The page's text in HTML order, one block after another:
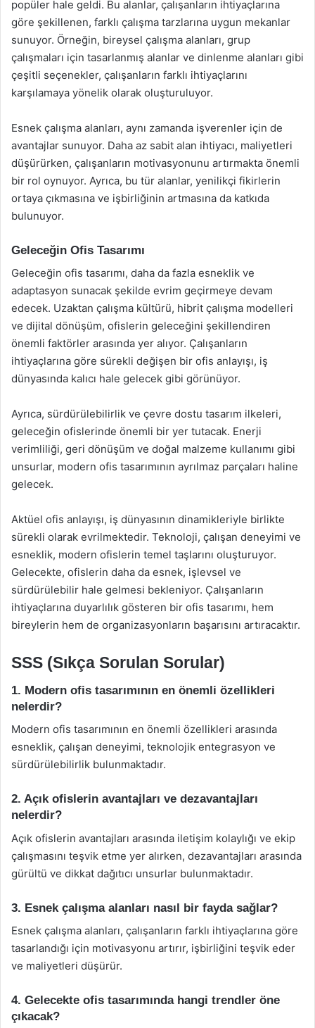
popüler hale geldi. Bu alanlar, çalışanların ihtiyaçlarına
göre şekillenen, farklı çalışma tarzlarına uygun mekanlar
sunuyor. Örneğin, bireysel çalışma alanları, grup
çalışmaları için tasarlanmış alanlar ve dinlenme alanları gibi
çeşitli seçenekler, çalışanların farklı ihtiyaçlarını
karşılamaya yönelik olarak oluşturuluyor.
Esnek çalışma alanları, aynı zamanda işverenler için de
avantajlar sunuyor. Daha az sabit alan ihtiyacı, maliyetleri
düşürürken, çalışanların motivasyonunu artırmakta önemli
bir rol oynuyor. Ayrıca, bu tür alanlar, yenilikçi fikirlerin
ortaya çıkmasına ve işbirliğinin artmasına da katkıda
bulunuyor.
Geleceğin Ofis Tasarımı
Geleceğin ofis tasarımı, daha da fazla esneklik ve
adaptasyon sunacak şekilde evrim geçirmeye devam
edecek. Uzaktan çalışma kültürü, hibrit çalışma modelleri
ve dijital dönüşüm, ofislerin geleceğini şekillendiren
önemli faktörler arasında yer alıyor. Çalışanların
ihtiyaçlarına göre sürekli değişen bir ofis anlayışı, iş
dünyasında kalıcı hale gelecek gibi görünüyor.
Ayrıca, sürdürülebilirlik ve çevre dostu tasarım ilkeleri,
geleceğin ofislerinde önemli bir yer tutacak. Enerji
verimliliği, geri dönüşüm ve doğal malzeme kullanımı gibi
unsurlar, modern ofis tasarımının ayrılmaz parçaları haline
gelecek.
Aktüel ofis anlayışı, iş dünyasının dinamikleriyle birlikte
sürekli olarak evrilmektedir. Teknoloji, çalışan deneyimi ve
esneklik, modern ofislerin temel taşlarını oluşturuyor.
Gelecekte, ofislerin daha da esnek, işlevsel ve
sürdürülebilir hale gelmesi bekleniyor. Çalışanların
ihtiyaçlarına duyarlılık gösteren bir ofis tasarımı, hem
bireylerin hem de organizasyonların başarısını artıracaktır.
SSS (Sıkça Sorulan Sorular)
1. Modern ofis tasarımının en önemli özellikleri
nelerdir?
Modern ofis tasarımının en önemli özellikleri arasında
esneklik, çalışan deneyimi, teknolojik entegrasyon ve
sürdürülebilirlik bulunmaktadır.
2. Açık ofislerin avantajları ve dezavantajları
nelerdir?
Açık ofislerin avantajları arasında iletişim kolaylığı ve ekip
çalışmasını teşvik etme yer alırken, dezavantajları arasında
gürültü ve dikkat dağıtıcı unsurlar bulunmaktadır.
3. Esnek çalışma alanları nasıl bir fayda sağlar?
Esnek çalışma alanları, çalışanların farklı ihtiyaçlarına göre
tasarlandığı için motivasyonu artırır, işbirliğini teşvik eder
ve maliyetleri düşürür.
4. Gelecekte ofis tasarımında hangi trendler öne
çıkacak?